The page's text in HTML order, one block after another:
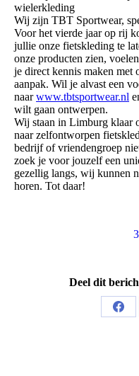
wielerkleding
Wij zijn TBT Sportwear,
Voor het vierde jaar op rij
jullie onze fietskleding te
onze producten zien,
je direct kennis maken met
aanpak. Wil je alvast een
naarwww.tbtsportwear.nl
wilt gaan ontwerpen.
Wij staan in Limburg klaar
naar zelfontworpen
bedrijf of vriendengroep
zoek je voor jouzelf een
gezellig langs, wij kunnen
horen. Tot daar!
Deel dit